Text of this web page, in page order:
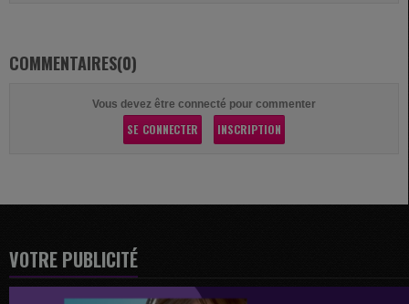
COMMENTAIRES(0)
Vous devez être connecté pour commenter
SE CONNECTER INSCRIPTION
VOTRE PUBLICITÉ